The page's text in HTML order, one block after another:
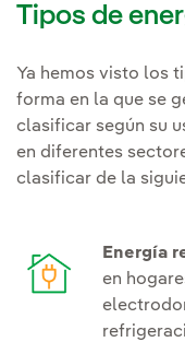
Tipos de
Ya hemos visto los
forma en la que se
clasificar según su
en diferentes
clasificar de la
Energía
en